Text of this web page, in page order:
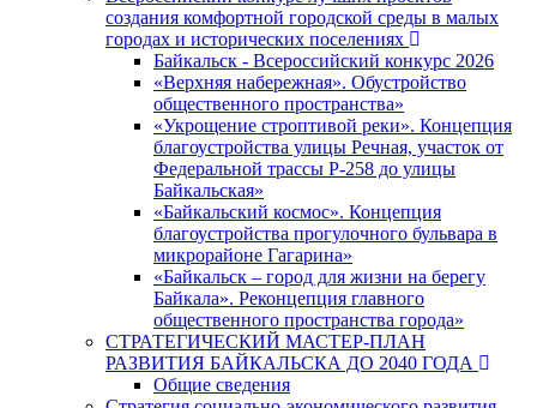
создания комфортной городской среды в малых
городах и исторических поселениях
Байкальск - Всероссийский конкурс 2026
«Верхняя набережная». Обустройство
общественного пространства»
«Укрощение строптивой реки». Концепция
благоустройства улицы Речная, участок от
Федеральной трассы Р-258 до улицы
Байкальская»
«Байкальский космос». Концепция
благоустройства прогулочного бульвара в
микрорайоне Гагарина»
«Байкальск – город для жизни на берегу
Байкала». Реконцепция главного
общественного пространства города»
СТРАТЕГИЧЕСКИЙ МАСТЕР-ПЛАН
РАЗВИТИЯ БАЙКАЛЬСКА ДО 2040 ГОДА
Общие сведения